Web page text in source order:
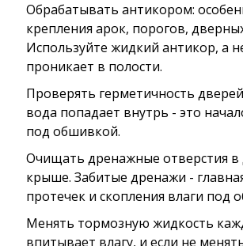
Обрабатывать антикором:
крепления арок, порогов,
Используйте жидкий антикор, а
проникает в полости.
Проверять герметичность
вода попадает внутрь - это
под обшивкой.
Очищать дренажные отверстия в
крыше. Забитые дренажи -
протечек и скопления влаги под
Менять тормозную жидкость
впитывает влагу, и если не